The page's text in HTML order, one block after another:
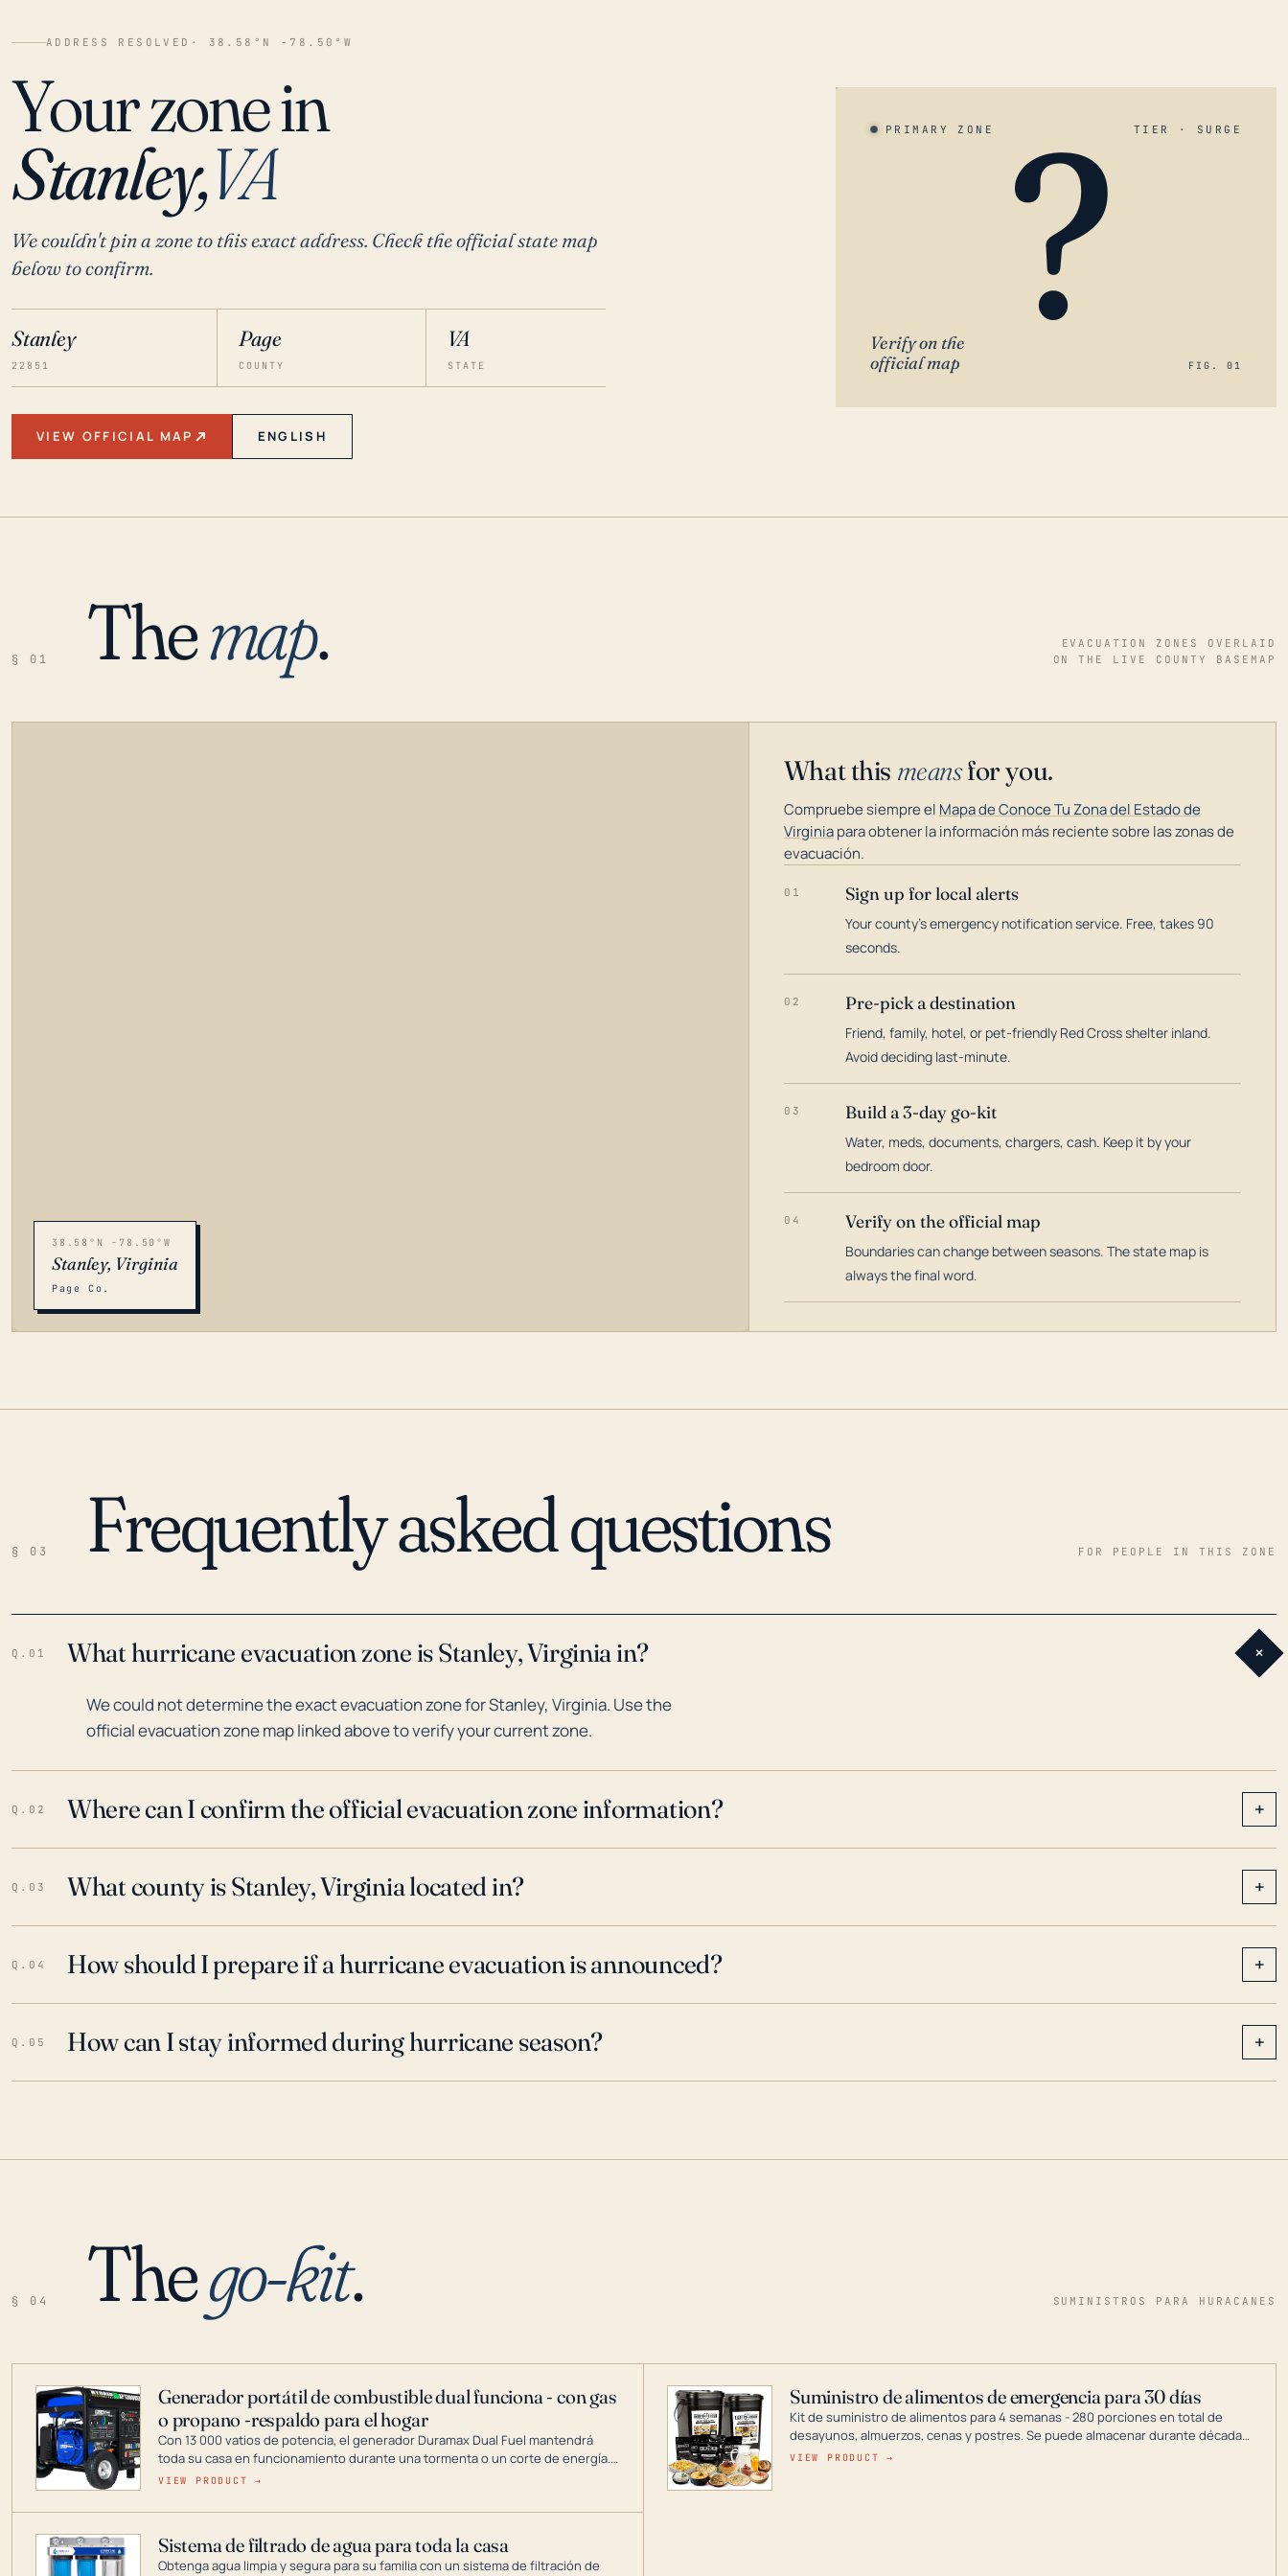
ADDRESS RESOLVED · 38.58°N -78.50°W
Your zone in
Stanley,VA
We couldn't pin a zone to this exact address. Check the official state map
below to confirm.
Stanley
22851
Page
COUNTY
VA
STATE
VIEW OFFICIAL MAP ENGLISH
PRIMARY ZONE TIER · SURGE
?
Verify on the
official map
FIG. 01
§ 01 Themap.
EVACUATION ZONES OVERLAID
ON THE LIVE COUNTY BASEMAP
38.58°N -78.50°W
Stanley, Virginia
Page Co.
What this meansfor you.
Compruebe siempre el Mapa de Conoce Tu Zona del Estado de
Virginiapara obtener la información más reciente sobre las zonas de
evacuación.
01 Sign up for local alerts
Your county's emergency notification service. Free, takes 90
seconds.
02 Pre-pick a destination
Friend, family, hotel, or pet-friendly Red Cross shelter inland.
Avoid deciding last-minute.
03 Build a 3-day go-kit
Water, meds, documents, chargers, cash. Keep it by your
bedroom door.
04 Verify on the official map
Boundaries can change between seasons. The state map is
always the final word.
§ 03 Frequently asked questions FOR PEOPLE IN THIS ZONE
Q.01 What hurricane evacuation zone is Stanley, Virginia in? +
We could not determine the exact evacuation zone for Stanley, Virginia. Use the
official evacuation zone map linked above to verify your current zone.
Q.02 Where can I confirm the official evacuation zone information? +
Q.03 What county is Stanley, Virginia located in? +
Q.04 How should I prepare if a hurricane evacuation is announced? +
Q.05 How can I stay informed during hurricane season? +
§ 04 Thego-kit. SUMINISTROS PARA HURACANES
Generador portátil de combustible dual funciona - con gas
o propano -respaldo para el hogar
Con 13 000 vatios de potencia, el generador Duramax Dual Fuel mantendrá
toda su casa en funcionamiento durante una tormenta o un corte de energía.
DuroMax es el líder de la industria en tecnología de generadores portátiles de
digitales hasta generadores que pueden alimentar toda su casa.
VIEW PRODUCT →
Suministro de alimentos de emergencia para 30 días
Kit de suministro de alimentos para 4 semanas - 280 porciones en total de
desayunos, almuerzos, cenas y postres. Se puede almacenar durante décadas
si se guarda en un lugar seco.
VIEW PRODUCT →
Sistema de filtrado de agua para toda la casa
Obtenga agua limpia y segura para su familia con un sistema de filtración de